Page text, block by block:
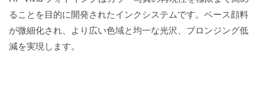
ることを目的に開発されたインクシステムです。ベース顔料
が微細化され、より広い色域と均一な光沢、ブロンジング低
減を実現します。